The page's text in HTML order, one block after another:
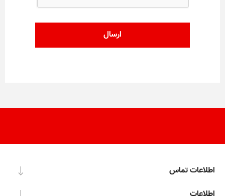
اطلاعات تماس